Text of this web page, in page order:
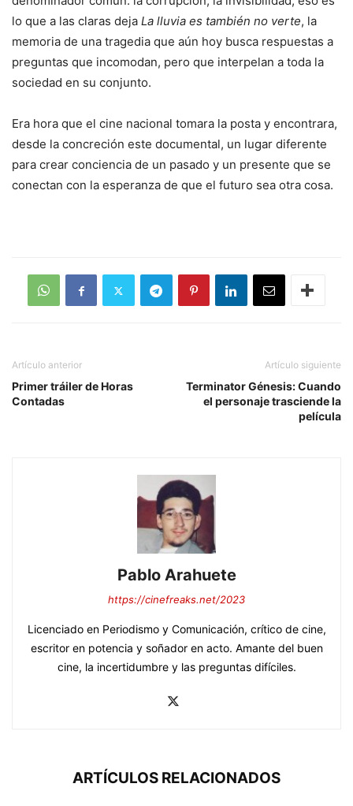
lo que a las claras deja La lluvia es también no verte, la
memoria de una tragedia que aún hoy busca respuestas a
preguntas que incomodan, pero que interpelan a toda la
sociedad en su conjunto.
Era hora que el cine nacional tomara la posta y encontrara,
desde la concreción este documental, un lugar diferente
para crear conciencia de un pasado y un presente que se
conectan con la esperanza de que el futuro sea otra cosa.
Artículo anterior
Primer tráiler de Horas
Contadas
Artículo siguiente
Terminator Génesis: Cuando
el personaje trasciende la
película
Pablo Arahuete
https://cinefreaks.net/2023
Licenciado en Periodismo y Comunicación, crítico de cine,
escritor en potencia y soñador en acto. Amante del buen
cine, la incertidumbre y las preguntas difíciles.
ARTÍCULOS RELACIONADOS